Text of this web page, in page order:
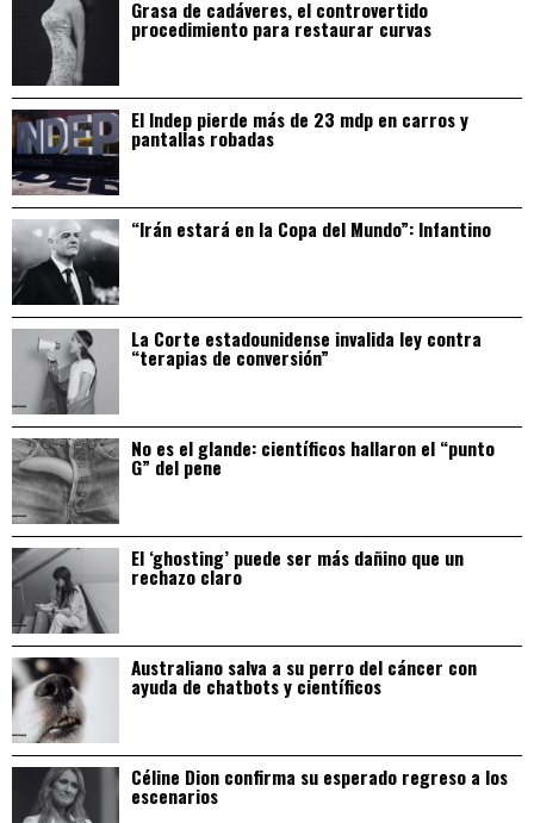
Grasa de cadáveres, el controvertido
procedimiento para restaurar curvas
El Indep pierde más de 23 mdp en carros y
pantallas robadas
“Irán estará en la Copa del Mundo”: Infantino
La Corte estadounidense invalida ley contra
“terapias de conversión”
No es el glande: científicos hallaron el “punto
G” del pene
El ‘ghosting’ puede ser más dañino que un
rechazo claro
Australiano salva a su perro del cáncer con
ayuda de chatbots y científicos
Céline Dion confirma su esperado regreso a los
escenarios